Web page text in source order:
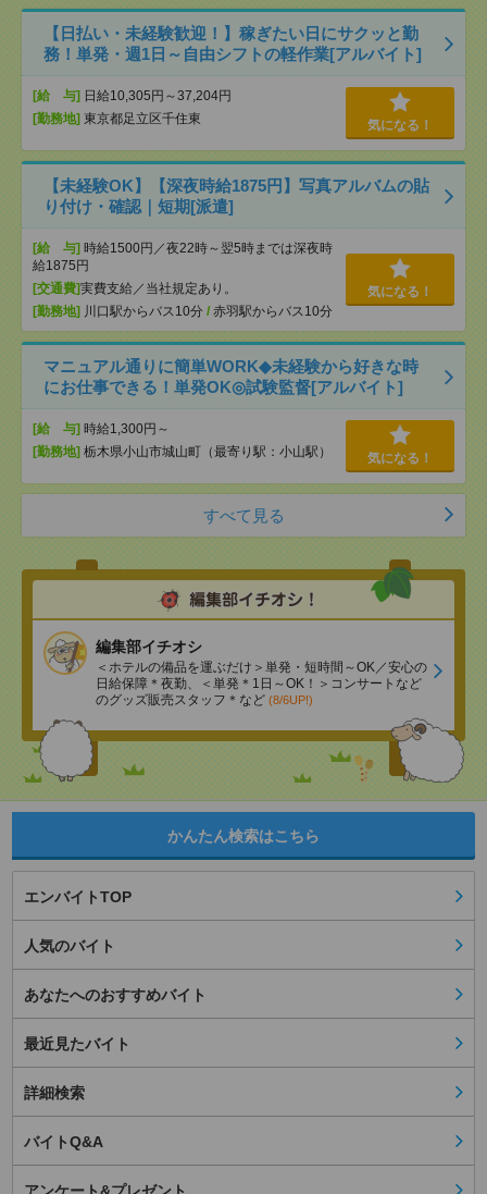
【日払い・未経験歓迎！】稼ぎたい日にサクッと勤
務！単発・週1日～自由シフトの軽作業[アルバイト]
[給 与] 日給10,305円～37,204円
[勤務地] 東京都足立区千住東 気になる！
【未経験OK】【深夜時給1875円】写真アルバムの貼
り付け・確認｜短期[派遣]
[給 与] 時給1500円／夜22時～翌5時までは深夜時
給1875円
[交通費]実費支給／当社規定あり。
[勤務地] 川口駅からバス10分 / 赤羽駅からバス10分
気になる！
マニュアル通りに簡単WORK◆未経験から好きな時
にお仕事できる！単発OK◎試験監督[アルバイト]
[給 与] 時給1,300円～
[勤務地] 栃木県小山市城山町（最寄り駅：小山駅） 気になる！
すべて見る
編集部イチオシ
＜ホテルの備品を運ぶだけ＞単発・短時間～OK／安心の
日給保障＊夜勤、＜単発＊1日～OK！＞コンサートなど
のグッズ販売スタッフ＊など (8/6UP!)
かんたん検索はこちら
エンバイトTOP
人気のバイト
あなたへのおすすめバイト
最近見たバイト
詳細検索
バイトQ&A